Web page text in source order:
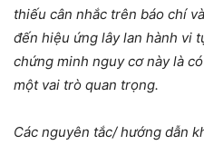
thiếu cân nhắc trên báo chí
đến hiệu ứng lây lan hành vi
chứng minh nguy cơ này là
một vai trò quan trọng.
Các nguyên tắc/ hướng dẫn